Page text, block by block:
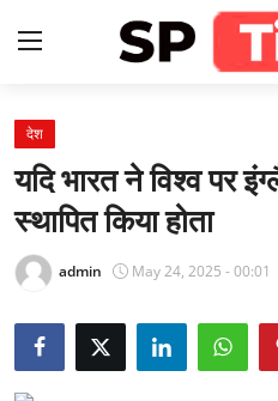
Home
Contact
About
खेल
देश
यदि भारत ने विश्व पर
स्थापित किया होता
admin May 24, 2025 - 00:01